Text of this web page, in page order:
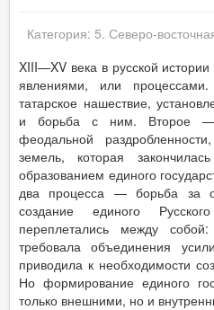
Категория: 5. Северо-
XIII—XV века в русской
явлениями, или
татарское нашествие,
и борьба с ним. Второе —
феодальной
земель, которая
образованием единого
два процесса — борьба за
создание единого
переплетались между
требовала объединения
приводила к необходимости
Но формирование единого
только внешними, но и